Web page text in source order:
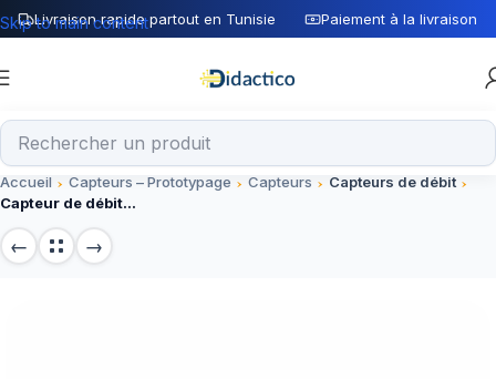
Livraison rapide partout en Tunisie Paiement à la livraison
Skip to main content
Accueil Capteurs – Prototypage Capteurs
Capteurs de débit
Capteur de débit d’eau YF-S201C Noir – G1/2 1-30L/min 5-15V